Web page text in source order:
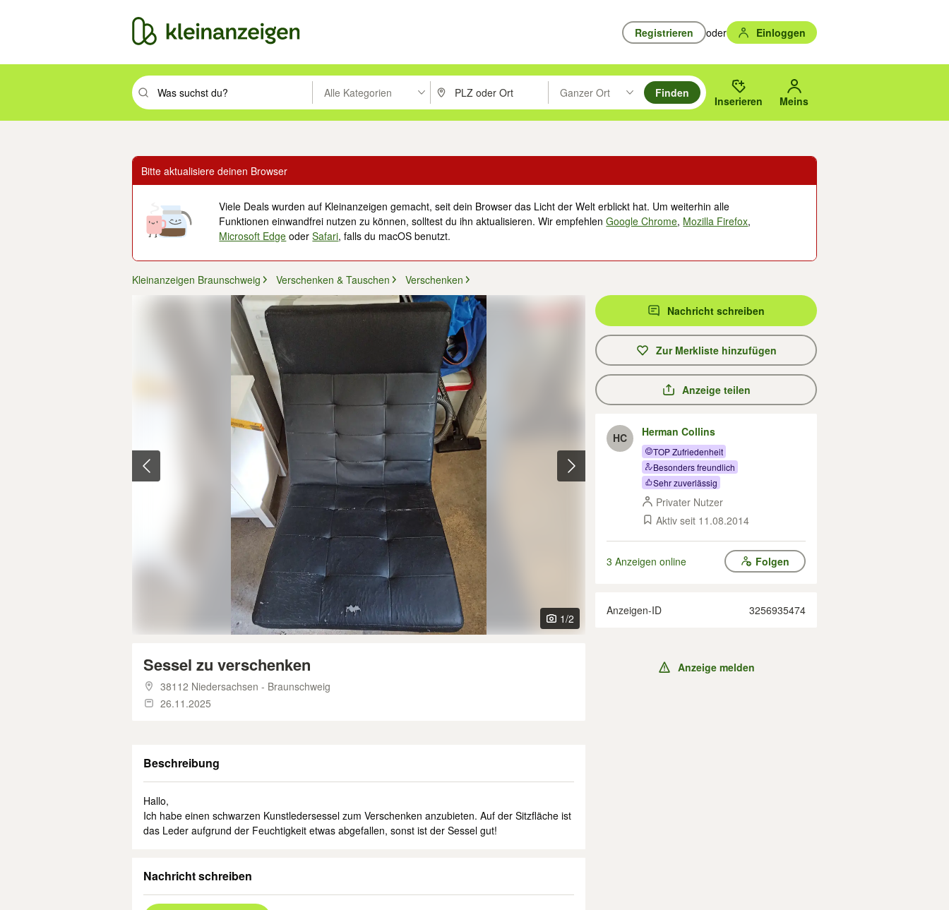
Registrieren oder Einloggen
Suchbegriff eingeben. Eingabetaste drücken um zu suchen, oder Vorschläge mit den Pfeiltasten nach oben/unten durchsuchen und mit Eingabetaste auswählen.
Alle Kategorien PLZ oder Ort eingeben. Eingabetaste drücken um zu suchen, oder Vorschläge mit den Pfeiltasten nach oben/
Ganzer Ort
Suche im Umkreis des gewählten Orts oder PLZ.
Finden
Inserieren Meins
Bitte aktualisiere deinen Browser
Viele Deals wurden auf Kleinanzeigen gemacht, seit dein Browser das Licht der Welt erblickt hat. Um weiterhin alle
Funktionen einwandfrei nutzen zu können, solltest du ihn aktualisieren. Wir empfehlenGoogle Chrome, Mozilla Firefox,
Microsoft Edge oderSafari, falls du macOS benutzt.
Kleinanzeigen Braunschweig Verschenken & Tauschen Verschenken
1/2
Sessel zu verschenken
38112 Niedersachsen - Braunschweig
26.11.2025
Beschreibung
Hallo,
Ich habe einen schwarzen Kunstledersessel zum Verschenken anzubieten. Auf der Sitzfläche ist
das Leder aufgrund der Feuchtigkeit etwas abgefallen, sonst ist der Sessel gut!
Nachricht schreiben
Nachricht schreiben
Zur Merkliste hinzufügen
Anzeige teilen
HC Herman Collins
TOP Zufriedenheit
Besonders freundlich
Sehr zuverlässig
Privater Nutzer
Aktiv seit 11.08.2014
3 Anzeigen online Folgen
Anzeigen-ID 3256935474
Anzeige melden